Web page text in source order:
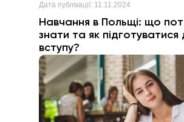
Дата публікації: 11.11.2024
Навчання в Польщі: що
знати та як підготуватися
вступу?